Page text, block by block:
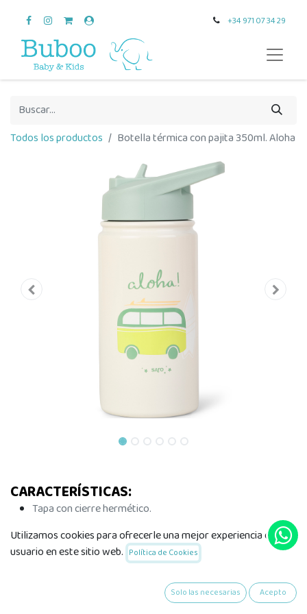
+34 971 07 34 29
Todos los productos Botella térmica con pajita 350ml. Aloha
CARACTERÍSTICAS:
Tapa con cierre hermético.
Máximo aislamiento: doble pared de vacío.
Acabado exterior que evita la condensación.
Zero-waste: un producto reutilizable con el que cuidas del
Utilizamos cookies para ofrecerle una mejor experiencia de
usuario en este sitio web. Política de Cookies
Solo las necesarias Acepto